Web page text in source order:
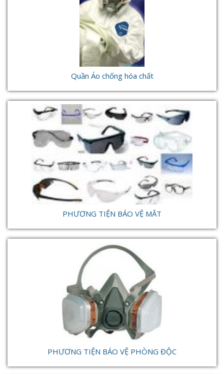
Quần Áo chống hóa chất
PHƯƠNG TIỆN BẢO VỆ MẮT
PHƯƠNG TIỆN BẢO VỆ PHÒNG ĐỘC